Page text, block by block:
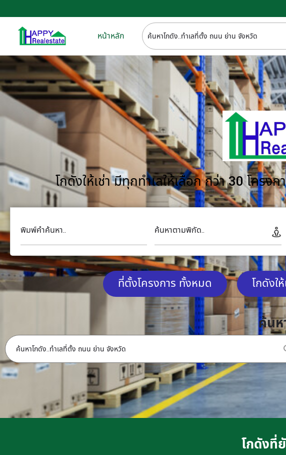
หน้าหลัก
โกดังให้เช่า มีทุกทำเลให้เลือก กว่า 30 โค
พิมพ์คำค้นหา.. ค้นหาตามพิกัด..
ที่ตั้งโครงการ ทั้งหมด โกดังใ
ค้นห
โกดังที่